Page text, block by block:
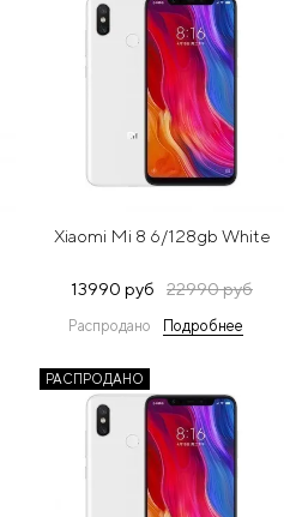
Xiaomi Mi 8 6/128gb White
13990 руб 22990 руб
Распродано Подробнее
РАСПРОДАНО